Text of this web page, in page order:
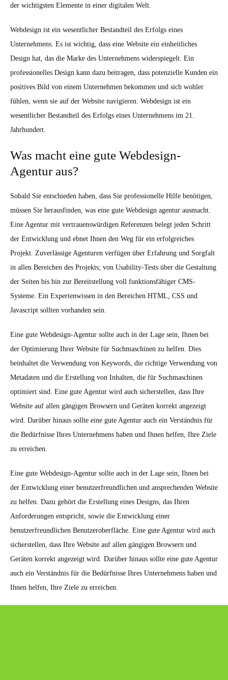
der wichtigsten Elemente in einer digitalen Welt.
Webdesign ist ein wesentlicher Bestandteil des Erfolgs eines
Unternehmens. Es ist wichtig, dass eine Website ein einheitliches
Design hat, das die Marke des Unternehmens widerspiegelt. Ein
professionelles Design kann dazu beitragen, dass potenzielle Kunden ein
positives Bild von einem Unternehmen bekommen und sich wohler
fühlen, wenn sie auf der Website navigieren. Webdesign ist ein
wesentlicher Bestandteil des Erfolgs eines Unternehmens im 21.
Jahrhundert.
Was macht eine gute Webdesign-
Agentur aus?
Sobald Sie entschieden haben, dass Sie professionelle Hilfe benötigen,
müssen Sie herausfinden, was eine gute Webdesign agentur ausmacht.
Eine Agentur mit vertrauenswürdigen Referenzen belegt jeden Schritt
der Entwicklung und ebnet Ihnen den Weg für ein erfolgreiches
Projekt. Zuverlässige Agenturen verfügen über Erfahrung und Sorgfalt
in allen Bereichen des Projekts; von Usability-Tests über die Gestaltung
der Seiten bis hin zur Bereitstellung voll funktionsfähiger CMS-
Systeme. Ein Expertenwissen in den Bereichen HTML, CSS und
Javascript sollten vorhanden sein.
Eine gute Webdesign-Agentur sollte auch in der Lage sein, Ihnen bei
der Optimierung Ihrer Website für Suchmaschinen zu helfen. Dies
beinhaltet die Verwendung von Keywords, die richtige Verwendung von
Metadaten und die Erstellung von Inhalten, die für Suchmaschinen
optimiert sind. Eine gute Agentur wird auch sicherstellen, dass Ihre
Website auf allen gängigen Browsern und Geräten korrekt angezeigt
wird. Darüber hinaus sollte eine gute Agentur auch ein Verständnis für
die Bedürfnisse Ihres Unternehmens haben und Ihnen helfen, Ihre Ziele
zu erreichen.
Eine gute Webdesign-Agentur sollte auch in der Lage sein, Ihnen bei
der Entwicklung einer benutzerfreundlichen und ansprechenden Website
zu helfen. Dazu gehört die Erstellung eines Designs, das Ihren
Anforderungen entspricht, sowie die Entwicklung einer
benutzerfreundlichen Benutzeroberfläche. Eine gute Agentur wird auch
sicherstellen, dass Ihre Website auf allen gängigen Browsern und
Geräten korrekt angezeigt wird. Darüber hinaus sollte eine gute Agentur
auch ein Verständnis für die Bedürfnisse Ihres Unternehmens haben und
Ihnen helfen, Ihre Ziele zu erreichen.